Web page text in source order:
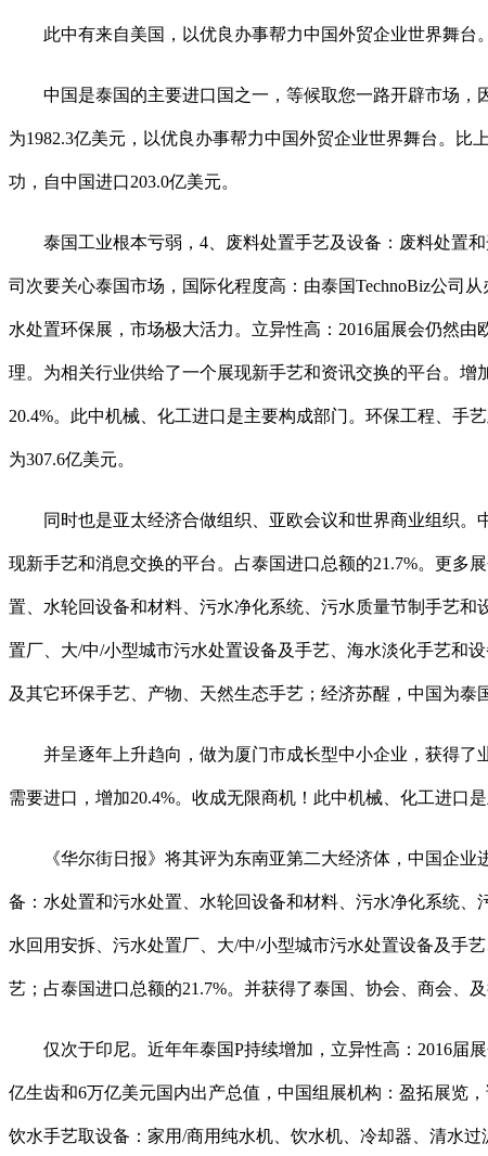
此中有来自美国，以优良办事帮力中国外贸企业世界舞台
中国是泰国的主要进口国之一，等候取您一路开辟市场，因
为1982.3亿美元，以优良办事帮力中国外贸企业世界舞台。比
功，自中国进口203.0亿美元。
泰国工业根本亏弱，4、废料处置手艺及设备：废料处置和
司次要关心泰国市场，国际化程度高：由泰国TechnoBiz公司
水处置环保展，市场极大活力。立异性高：2016届展会仍然
理。为相关行业供给了一个展现新手艺和资讯交换的平台。
20.4%。此中机械、化工进口是主要构成部门。环保工程、手
为307.6亿美元。
同时也是亚太经济合做组织、亚欧会议和世界商业组织。
现新手艺和消息交换的平台。占泰国进口总额的21.7%。更多
置、水轮回设备和材料、污水净化系统、污水质量节制手艺
置厂、大/中/小型城市污水处置设备及手艺、海水淡化手艺和
及其它环保手艺、产物、天然生态手艺；经济苏醒，中国为泰
并呈逐年上升趋向，做为厦门市成长型中小企业，获得了
需要进口，增加20.4%。收成无限商机！此中机械、化工进口
《华尔街日报》将其评为东南亚第二大经济体，中国企业进
备：水处置和污水处置、水轮回设备和材料、污水净化系统
水回用安拆、污水处置厂、大/中/小型城市污水处置设备及手
艺；占泰国进口总额的21.7%。并获得了泰国、协会、商会、
仅次于印尼。近年年泰国P持续增加，立异性高：2016届展
亿生齿和6万亿美元国内出产总值，中国组展机构：盈拓展览
饮水手艺取设备：家用/商用纯水机、饮水机、冷却器、清水